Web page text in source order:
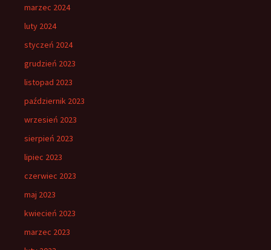
marzec 2024
luty 2024
styczeń 2024
grudzień 2023
listopad 2023
październik 2023
wrzesień 2023
sierpień 2023
lipiec 2023
czerwiec 2023
maj 2023
kwiecień 2023
marzec 2023